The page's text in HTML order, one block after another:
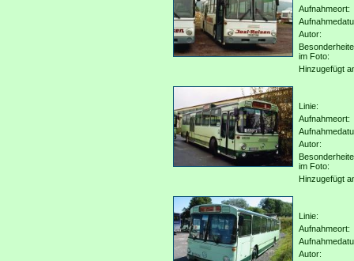
Aufnahmeort:
Autor:
im Foto:
Hinzugefügt
Linie:
Aufnahmeort:
Autor:
im Foto:
Hinzugefügt
Linie:
Aufnahmeort:
Autor: